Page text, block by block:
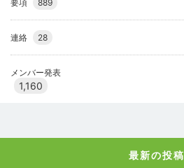
要項 889
連絡 28
メンバー発表
1,160
最新の投稿